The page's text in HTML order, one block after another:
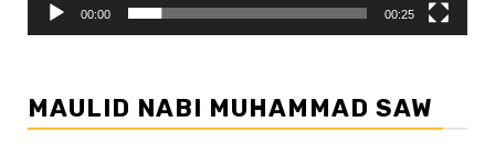
00:00 00:25
MAULID NABI MUHAMMAD SAW